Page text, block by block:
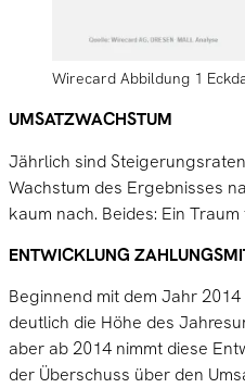
Wirecard Abbildung 1
UMSATZWACHSTUM
Jährlich sind
Wachstum des Ergebnisses
kaum nach. Beides: Ein
ENTWICKLUNG
Beginnend mit dem Jahr
deutlich die Höhe des
aber ab 2014 nimmt diese
der Überschuss über den